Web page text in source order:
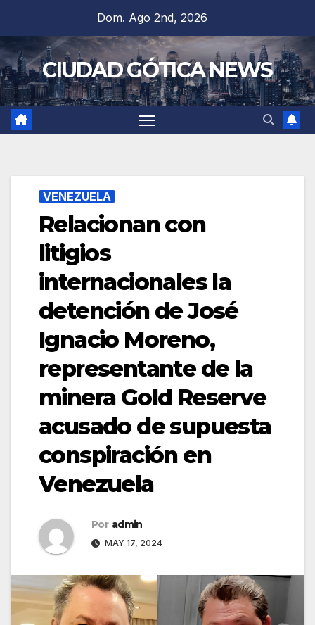
contenido
Dom. Ago 2nd, 2026
CIUDAD GÓTICA NEWS
VENEZUELA
Relacionan con
litigios
internacionales la
detención de José
Ignacio Moreno,
representante de la
minera Gold Reserve
acusado de supuesta
conspiración en
Venezuela
Por admin
MAY 17, 2024